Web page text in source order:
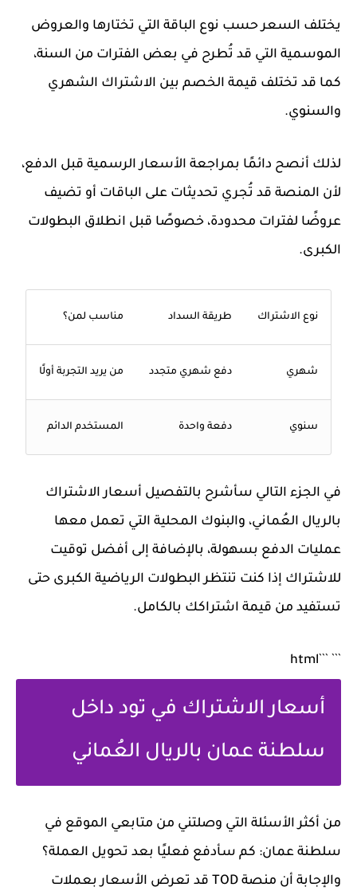
يختلف السعر حسب نوع الباقة التي تختارها والعروض
الموسمية التي قد تُطرح في بعض الفترات من السنة،
كما قد تختلف قيمة الخصم بين الاشتراك الشهري
والسنوي.
لذلك أنصح دائمًا بمراجعة الأسعار الرسمية قبل الدفع،
لأن المنصة قد تُجري تحديثات على الباقات أو تضيف
عروضًا لفترات محدودة، خصوصًا قبل انطلاق البطولات
الكبرى.
نوع الاشتراك طريقة السداد مناسب لمن؟
شهري دفع شهري متجدد من يريد التجربة أولًا
سنوي دفعة واحدة المستخدم الدائم
في الجزء التالي سأشرح بالتفصيل أسعار الاشتراك
بالريال العُماني، والبنوك المحلية التي تعمل معها
عمليات الدفع بسهولة، بالإضافة إلى أفضل توقيت
للاشتراك إذا كنت تنتظر البطولات الرياضية الكبرى حتى
تستفيد من قيمة اشتراكك بالكامل.
``` ```html
أسعار الاشتراك في تود داخل
سلطنة عمان بالريال العُماني
من أكثر الأسئلة التي وصلتني من متابعي الموقع في
سلطنة عمان: كم سأدفع فعليًا بعد تحويل العملة؟
والإجابة أن منصة TOD قد تعرض الأسعار بعملات